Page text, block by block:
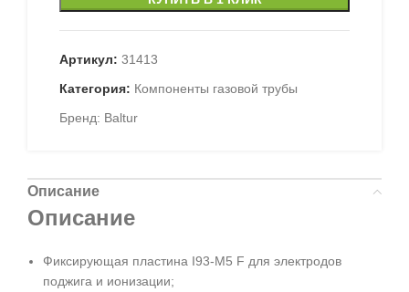
Артикул: 31413
Категория: Компоненты газовой трубы
Бренд: Baltur
Описание
Описание
Фиксирующая пластина I93-M5 F для электродов
поджига и ионизации;